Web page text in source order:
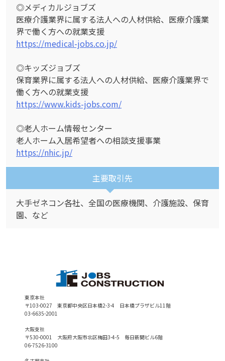
◎メディカルジョブズ
医療介護業界に属する法人への人材供給、医療介護業
界で働く方への就業支援
https://medical-jobs.co.jp/
◎キッズジョブズ
保育業界に属する法人への人材供給、医療介護業界で
働く方への就業支援
https://www.kids-jobs.com/
◎老人ホーム情報センター
老人ホーム入居希望者への相談支援事業
https://nhic.jp/
主要取引先
大手ゼネコン各社、全国の医療機関、介護施設、保育
園、など
東京本社
〒103-0027 東京都中央区日本橋2-3-4 日本橋プラザビル11階
03-6635-2001
大阪支社
〒530-0001 大阪府大阪市北区梅田3-4-5 毎日新聞ビル6階
06-7526-3100